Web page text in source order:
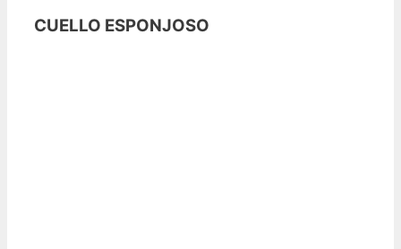
CUELLO ESPONJOSO